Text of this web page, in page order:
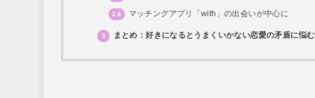
2.6 マッチングアプリ「with」の出会いが中心に
3 まとめ：好きになるとうまくいかない恋愛の矛盾に悩む